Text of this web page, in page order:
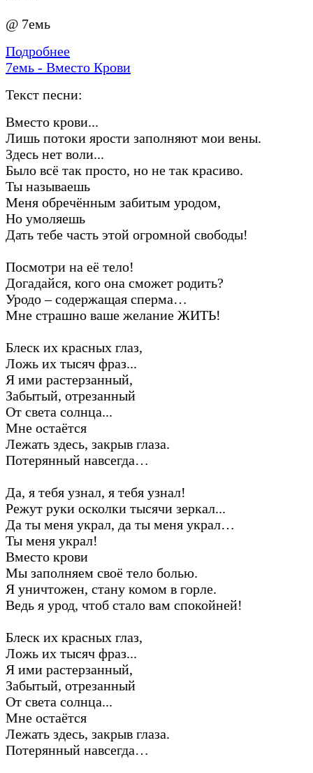
@ 7емь
Подробнее
7емь - Вместо Крови
Текст песни:
Вместо крови...
Лишь потоки ярости заполняют мои вены.
Здесь нет воли...
Было всё так просто, но не так красиво.
Ты называешь
Меня обречённым забитым уродом,
Но умоляешь
Дать тебе часть этой огромной свободы!
Посмотри на её тело!
Догадайся, кого она сможет родить?
Уродо – содержащая сперма…
Мне страшно ваше желание ЖИТЬ!
Блеск их красных глаз,
Ложь их тысяч фраз...
Я ими растерзанный,
Забытый, отрезанный
От света солнца...
Мне остаётся
Лежать здесь, закрыв глаза.
Потерянный навсегда…
Да, я тебя узнал, я тебя узнал!
Режут руки осколки тысячи зеркал...
Да ты меня украл, да ты меня украл…
Ты меня украл!
Вместо крови
Мы заполняем своё тело болью.
Я уничтожен, стану комом в горле.
Ведь я урод, чтоб стало вам спокойней!
Блеск их красных глаз,
Ложь их тысяч фраз...
Я ими растерзанный,
Забытый, отрезанный
От света солнца...
Мне остаётся
Лежать здесь, закрыв глаза.
Потерянный навсегда…